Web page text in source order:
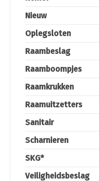
Nieuw
Oplegsloten
Raambeslag
Raamboompjes
Raamkrukken
Raamuitzetters
Sanitair
Scharnieren
SKG*
Veiligheidsbeslag